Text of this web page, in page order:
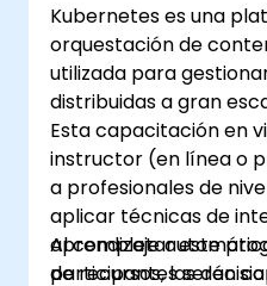
Kubernetes es una
orquestación de
utilizada para
distribuidas a gran
Esta capacitación en
instructor (en línea o
a profesionales de
aplicar técnicas de
aprendizaje
de recursos, las
Al completar este
participantes serán